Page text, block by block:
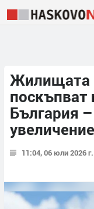
Жилищата
поскъпват
България
увеличение
11:04, 06 юли 2026 г.